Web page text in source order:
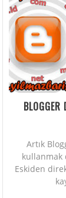
Artık
kullanmak
Eskiden